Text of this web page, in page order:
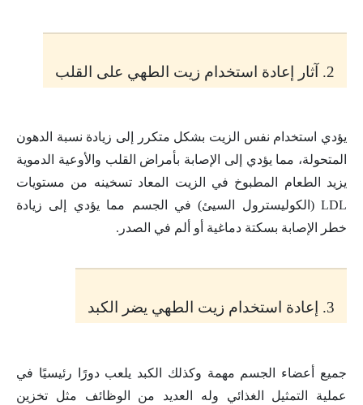
2. آثار إعادة استخدام زيت الطهي على القلب
يؤدي استخدام نفس الزيت بشكل متكرر إلى زيادة نسبة الدهون
المتحولة، مما يؤدي إلى الإصابة بأمراض القلب والأوعية الدموية
يزيد الطعام المطبوخ في الزيت المعاد تسخينه من مستويات
LDL (الكوليسترول السيئ) في الجسم مما يؤدي إلى زيادة
خطر الإصابة بسكتة دماغية أو ألم في الصدر.
3. إعادة استخدام زيت الطهي يضر الكبد
جميع أعضاء الجسم مهمة وكذلك الكبد يلعب دورًا رئيسيًا في
عملية التمثيل الغذائي وله العديد من الوظائف مثل تخزين